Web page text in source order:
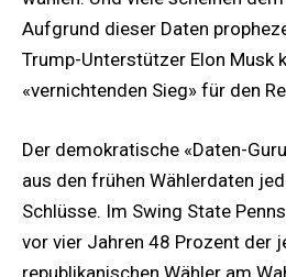
Aufgrund dieser Daten
Trump-Unterstützer Elon Musk
«vernichtenden Sieg» für den
Der demokratische «Daten-
aus den frühen Wählerdaten
Schlüsse. Im Swing State
vor vier Jahren 48 Prozent der